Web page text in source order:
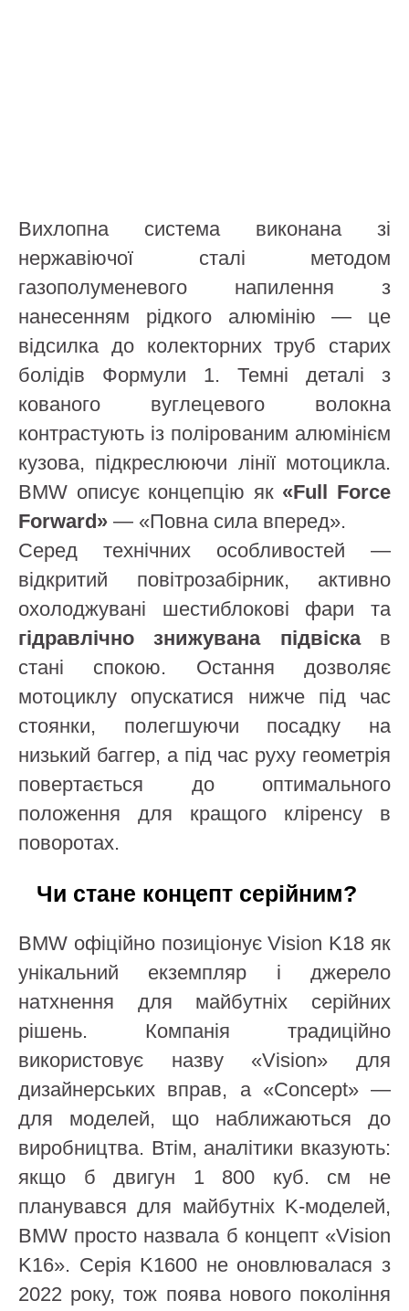
Вихлопна система виконана зі
нержавіючої сталі методом
газополуменевого напилення з
нанесенням рідкого алюмінію — це
відсилка до колекторних труб старих
болідів Формули 1. Темні деталі з
кованого вуглецевого волокна
контрастують із полірованим алюмінієм
кузова, підкреслюючи лінії мотоцикла.
BMW описує концепцію як «Full Force
Forward» — «Повна сила вперед».
Серед технічних особливостей —
відкритий повітрозабірник, активно
охолоджувані шестиблокові фари та
гідравлічно знижувана підвіскав
стані спокою. Остання дозволяє
мотоциклу опускатися нижче під час
стоянки, полегшуючи посадку на
низький баггер, а під час руху геометрія
повертається до оптимального
положення для кращого кліренсу в
поворотах.
Чи стане концепт серійним?
BMW офіційно позиціонує Vision K18 як
унікальний екземпляр і джерело
натхнення для майбутніх серійних
рішень. Компанія традиційно
використовує назву «Vision» для
дизайнерських вправ, а «Concept» —
для моделей, що наближаються до
виробництва. Втім, аналітики вказують:
якщо б двигун 1 800 куб. см не
планувався для майбутніх K-моделей,
BMW просто назвала б концепт «Vision
K16». Серія K1600 не оновлювалася з
2022 року, тож поява нового покоління